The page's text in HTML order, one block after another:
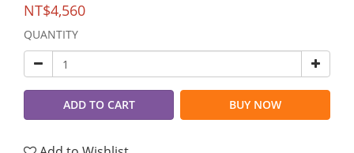
NT$4,560
QUANTITY
ADD TO CART BUY NOW